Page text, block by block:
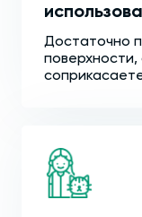
Достаточно
поверхности,